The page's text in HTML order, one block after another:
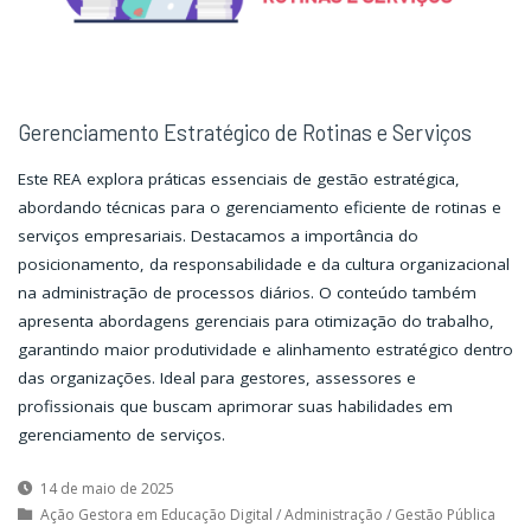
Gerenciamento Estratégico de Rotinas e Serviços
Este REA explora práticas essenciais de gestão estratégica,
abordando técnicas para o gerenciamento eficiente de rotinas e
serviços empresariais. Destacamos a importância do
posicionamento, da responsabilidade e da cultura organizacional
na administração de processos diários. O conteúdo também
apresenta abordagens gerenciais para otimização do trabalho,
garantindo maior produtividade e alinhamento estratégico dentro
das organizações. Ideal para gestores, assessores e
profissionais que buscam aprimorar suas habilidades em
gerenciamento de serviços.
14 de maio de 2025
Ação Gestora em Educação Digital /Administração / Gestão Pública